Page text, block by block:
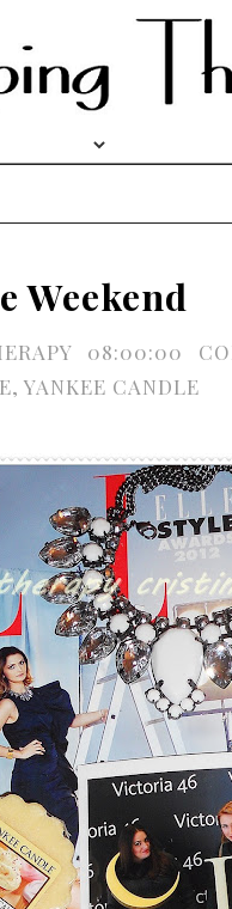
Weekend
08:00:00
, YANKEE CANDLE